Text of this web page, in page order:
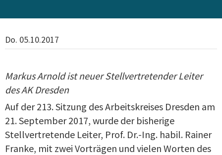
Do. 05.10.2017
Markus Arnold ist neuer Stellvertretender Leiter
des AK Dresden
Auf der 213. Sitzung des Arbeitskreises Dresden am
21. September 2017, wurde der bisherige
Stellvertretende Leiter, Prof. Dr.-Ing. habil. Rainer
Franke, mit zwei Vorträgen und vielen Worten des